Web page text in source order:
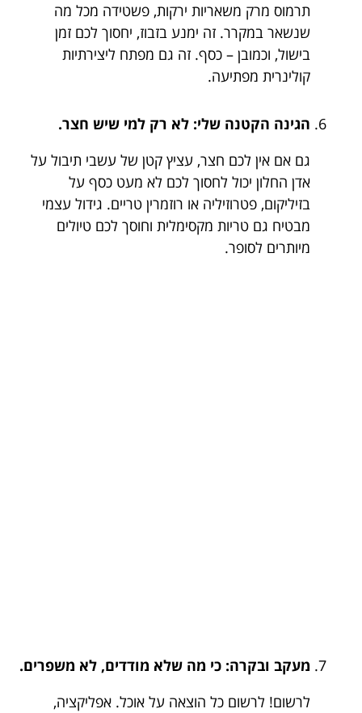
תרמוס מרק משאריות ירקות, פשטידה מכל מה
שנשאר במקרר. זה ימנע בזבוז, יחסוך לכם זמן
בישול, וכמובן – כסף. זה גם מפתח ליצירתיות
קולינרית מפתיעה.
הגינה הקטנה שלי: לא רק למי שיש חצר.
גם אם אין לכם חצר, עציץ קטן של עשבי תיבול על
אדן החלון יכול לחסוך לכם לא מעט כסף על
בזיליקום, פטרוזיליה או רוזמרין טריים. גידול עצמי
מבטיח גם טריות מקסימלית וחוסך לכם טיולים
מיותרים לסופר.
מעקב ובקרה: כי מה שלא מודדים, לא משפרים.
לרשום! לרשום כל הוצאה על אוכל. אפליקציה,